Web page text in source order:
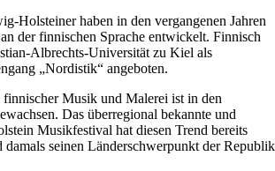
Holsteiner haben in den vergangenen Jahren
an der finnischen Sprache entwickelt. Finnisch
Albrechts-Universität zu Kiel als
„Nordistik“ angeboten.
finnischer Musik und Malerei ist in den
Das überregional bekannte und
Musikfestival hat diesen Trend bereits
seinen Länderschwerpunkt der Republik